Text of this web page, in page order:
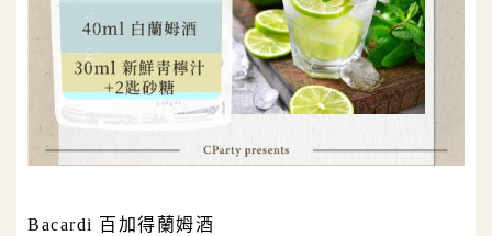
Bacardi 百加得蘭姆酒